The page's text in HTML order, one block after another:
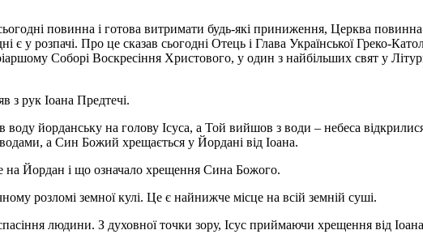
повинна і готова витримати будь-які приниження, Церква
є у розпачі. Про це сказав сьогодні Отець і Глава Української Греко-
Соборі Воскресіння Христового, у один з найбільших свят у
з рук Іоана Предтечі.
йорданську на голову Ісуса, а Той вийшов з води – небеса
а Син Божий хрещається у Йордані від Іоана.
Йордан і що означало хрещення Сина Божого.
розломі земної кулі. Це є найнижче місце на всій земній суші.
людини. З духовної точки зору, Ісус приймаючи хрещення від